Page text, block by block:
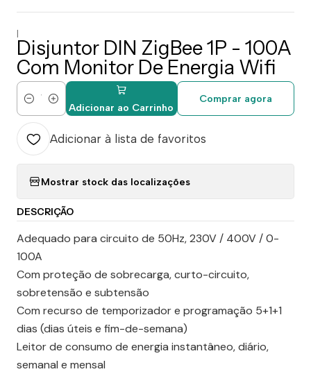
|
Disjuntor DIN ZigBee 1P - 100A
Com Monitor De Energia Wifi
QuantidadeAdicionar ao Carrinho
Comprar agora
Adicionar à lista de favoritos
Mostrar stock das localizações
DESCRIÇÃO
Adequado para circuito de 50Hz, 230V / 400V / 0-
100A
Com proteção de sobrecarga, curto-circuito,
sobretensão e subtensão
Com recurso de temporizador e programação 5+1+1
dias (dias úteis e fim-de-semana)
Leitor de consumo de energia instantâneo, diário,
semanal e mensal